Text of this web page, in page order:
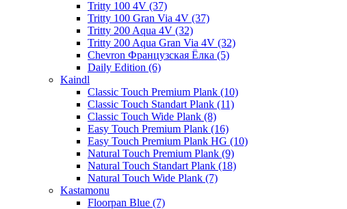
Tritty 100 4V (37)
Tritty 100 Gran Via 4V (37)
Tritty 200 Aqua 4V (32)
Tritty 200 Aqua Gran Via 4V (32)
Chevron Французская Ёлка (5)
Daily Edition (6)
Kaindl
Classic Touch Premium Plank (10)
Classic Touch Standart Plank (11)
Classic Touch Wide Plank (8)
Easy Touch Premium Plank (16)
Easy Touch Premium Plank HG (10)
Natural Touch Premium Plank (9)
Natural Touch Standart Plank (18)
Natural Touch Wide Plank (7)
Kastamonu
Floorpan Blue (7)